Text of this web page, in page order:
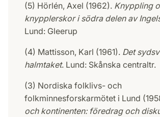
(5) Hörlén, Axel (1962). Knyppling
knypplerskor i södra delen av
Lund: Gleerup
(4) Mattisson, Karl (1961). Det
halmtaket. Lund: Skånska centraltr.
(3) Nordiska folklivs- och
folkminnesforskarmötet i Lund
och kontinenten: föredrag och